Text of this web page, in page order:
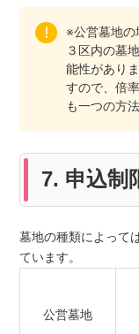
※公営墓地の
３区内の墓
能性があり
すので、倍
も一つの方法
7. 申込制
墓地の種類によって
ています。
公営墓地